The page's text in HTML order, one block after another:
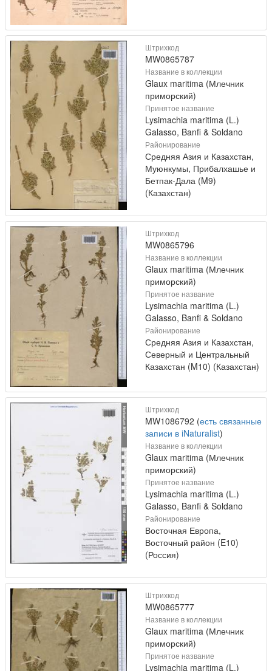
Штрихкод
MW0865787
Название в коллекции
Glaux maritima (Млечник
приморский)
Принятое название
Lysimachia maritima (L.)
Galasso, Banfi & Soldano
Районирование
Средняя Азия и Казахстан,
Муюнкумы, Прибалхашье и
Бетпак-Дала (M9)
(Казахстан)
Штрихкод
MW0865796
Название в коллекции
Glaux maritima (Млечник
приморский)
Принятое название
Lysimachia maritima (L.)
Galasso, Banfi & Soldano
Районирование
Средняя Азия и Казахстан,
Северный и Центральный
Казахстан (M10) (Казахстан)
Штрихкод
MW1086792 (есть связанные
записи в iNaturalist)
Название в коллекции
Glaux maritima (Млечник
приморский)
Принятое название
Lysimachia maritima (L.)
Galasso, Banfi & Soldano
Районирование
Восточная Европа,
Восточный район (E10)
(Россия)
Штрихкод
MW0865777
Название в коллекции
Glaux maritima (Млечник
приморский)
Принятое название
Lysimachia maritima (L.)